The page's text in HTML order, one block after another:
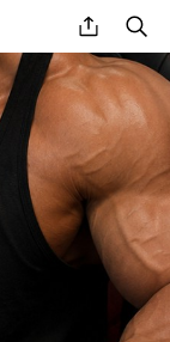
share